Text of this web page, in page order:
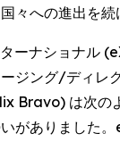
々への進出を続
ーナショナル
ジング/ディレ
Bravo) は次の
がありました